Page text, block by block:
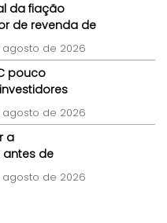
da fiação
de revenda de
de 2026
pouco
de 2026
a
de
para venda
de 2026